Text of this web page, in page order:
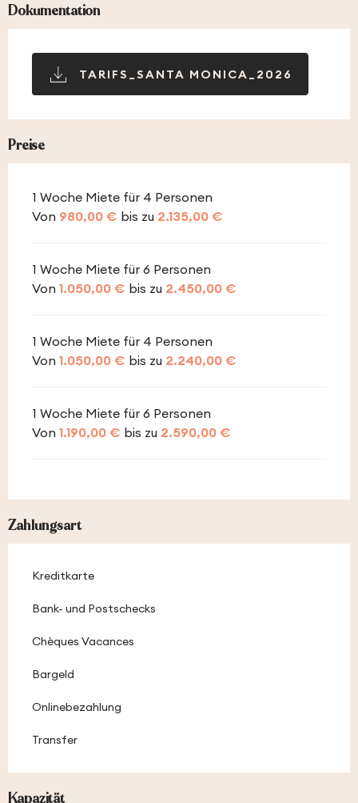
Dokumentation
TARIFS_SANTA MONICA_2026
Preise
1 Woche Miete für 4 Personen
Von 980,00 € bis zu 2.135,00 €
1 Woche Miete für 6 Personen
Von 1.050,00 € bis zu 2.450,00 €
1 Woche Miete für 4 Personen
Von 1.050,00 € bis zu 2.240,00 €
1 Woche Miete für 6 Personen
Von 1.190,00 € bis zu 2.590,00 €
Zahlungsart
Kreditkarte
Bank- und Postschecks
Chèques Vacances
Bargeld
Onlinebezahlung
Transfer
Kapazität